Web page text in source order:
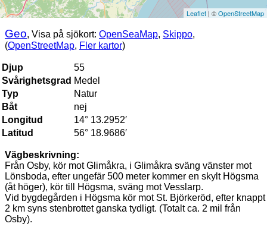
Leaflet | ©OpenStreetMap
Geo, Visa på sjökort: OpenSeaMap, Skippo,
(OpenStreetMap, Fler kartor)
Djup
55
Svårighetsgrad Medel
Typ
Natur
Båt
nej
Longitud
14° 13.2952′
Latitud
56° 18.9686′
Vägbeskrivning:
Från Osby, kör mot Glimåkra, i Glimåkra sväng vänster mot
Lönsboda, efter ungefär 500 meter kommer en skylt Högsma
(åt höger), kör till Högsma, sväng mot Vesslarp.
Vid bygdegården i Högsma kör mot St. Björkeröd, efter knappt
2 km syns stenbrottet ganska tydligt. (Totalt ca. 2 mil från
Osby).